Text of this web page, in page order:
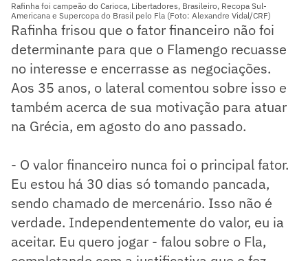
Rafinha foi campeão do Carioca, Libertadores, Brasileiro, Recopa Sul-
Americana e Supercopa do Brasil pelo Fla (Foto: Alexandre Vidal/CRF)
Rafinha frisou que o fator financeiro não foi
determinante para que o Flamengo recuasse
no interesse e encerrasse as negociações.
Aos 35 anos, o lateral comentou sobre isso e
também acerca de sua motivação para atuar
na Grécia, em agosto do ano passado.
- O valor financeiro nunca foi o principal fator.
Eu estou há 30 dias só tomando pancada,
sendo chamado de mercenário. Isso não é
verdade. Independentemente do valor, eu ia
aceitar. Eu quero jogar - falou sobre o Fla,